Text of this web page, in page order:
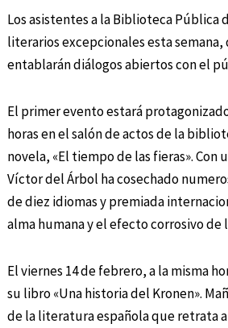
Los asistentes a la Biblioteca
literarios excepcionales esta
entablarán diálogos abiertos con el
El primer evento estará
horas en el salón de actos de la
novela, «El tiempo de las fieras».
Víctor del Árbol ha cosechado
de diez idiomas y premiada
alma humana y el efecto corrosivo de
El viernes 14 de febrero, a la misma
su libro «Una historia del Kronen».
de la literatura española que retrata a